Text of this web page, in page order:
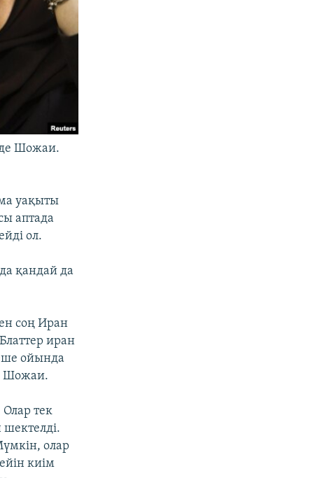
Шожаи.
уақыты
аптада
ол.
қандай да
соң Иран
иран
ойында
Шожаи.
Олар тек
олар
киім